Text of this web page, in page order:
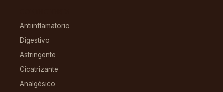
Antiinflamatorio
Digestivo
Astringente
Cicatrizante
Analgésico